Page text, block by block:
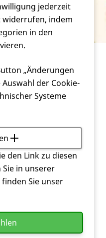
F G H
O P Q
Reuptake-Inhibitoren
jederzeit
indem
in den
„Änderungen
der Cookie-
Systeme
den Link zu diesen
in unserer
finden Sie unser